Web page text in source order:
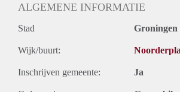
ALGEMENE INFORMATIE
Stad Groningen
Wijk/buurt:
Inschrijven gemeente: Ja